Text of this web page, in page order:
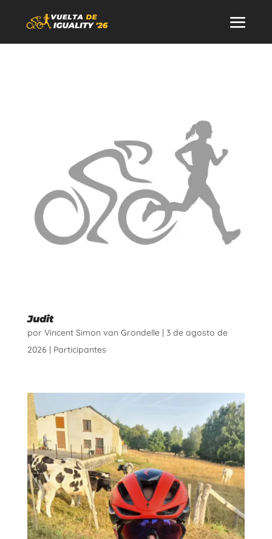
Judit
por Vincent Simon van Grondelle| 3 de agosto de
2026 | Participantes